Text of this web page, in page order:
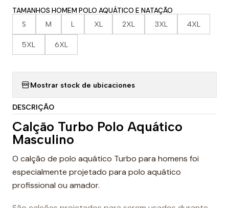
TAMANHOS HOMEM POLO AQUÁTICO E NATAÇÃO
S M L XL 2XL 3XL 4XL
5XL 6XL
Mostrar stock de ubicaciones
DESCRIÇÃO
Calção Turbo Polo Aquático
Masculino
O calção de polo aquático Turbo para homens foi
especialmente projetado para polo aquático
profissional ou amador.